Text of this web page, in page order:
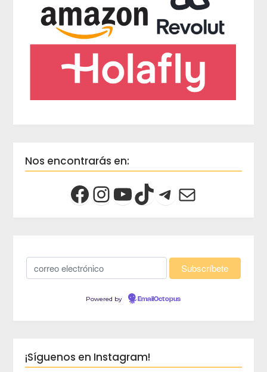
Nos encontrarás en:
Powered by EmailOctopus
¡Síguenos en Instagram!